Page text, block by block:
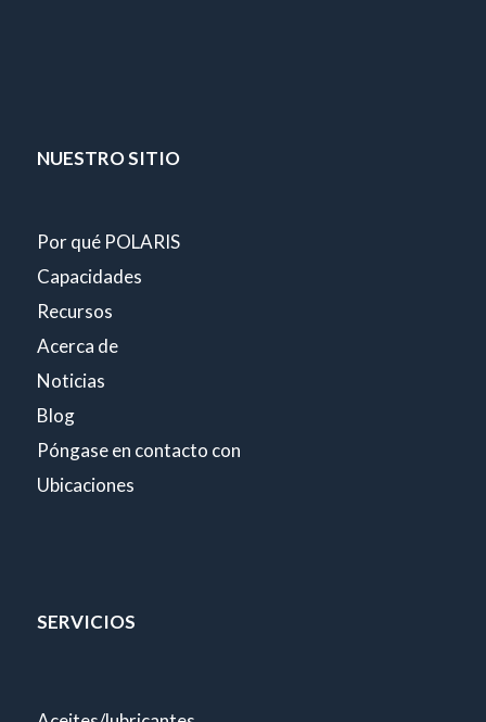
NUESTRO SITIO
Por qué POLARIS
Capacidades
Recursos
Acerca de
Noticias
Blog
Póngase en contacto con
Ubicaciones
SERVICIOS